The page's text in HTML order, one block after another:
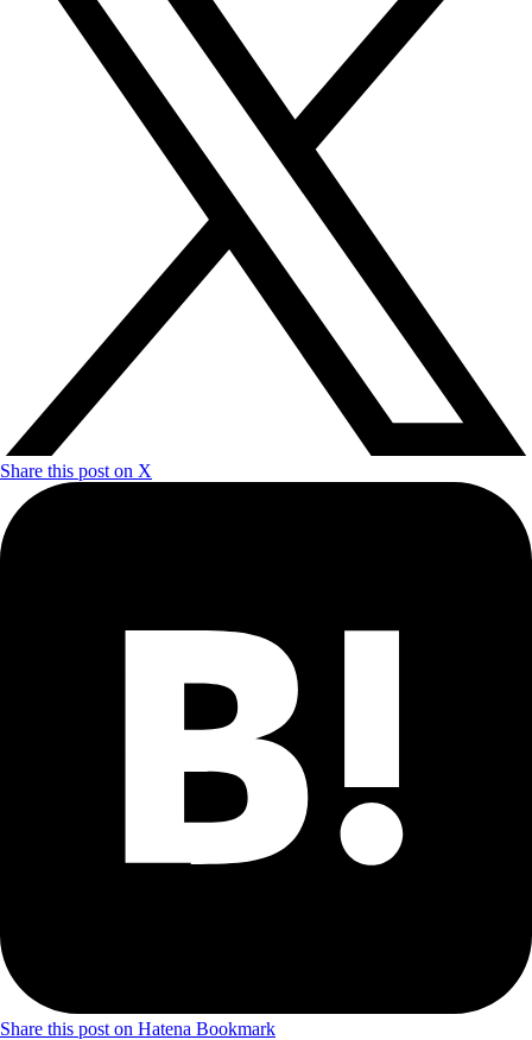
Share this post on X
Share this post on Hatena Bookmark